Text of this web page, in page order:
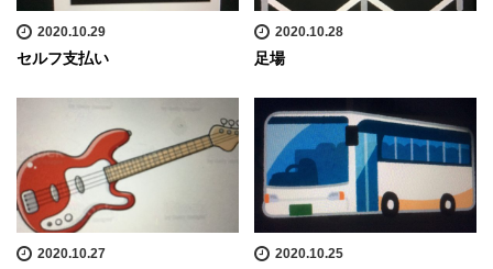
2020.10.29
セルフ支払い
2020.10.28
足場
2020.10.27 2020.10.25